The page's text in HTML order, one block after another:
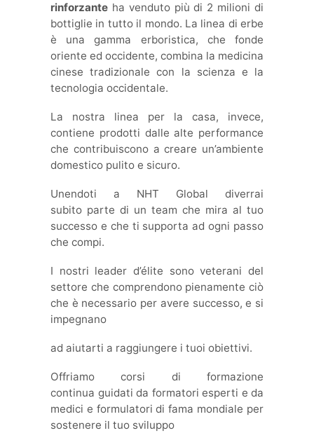
rinforzante ha venduto più di 2 milioni di
bottiglie in tutto il mondo. La linea di erbe
è una gamma erboristica, che fonde
oriente ed occidente, combina la medicina
cinese tradizionale con la scienza e la
tecnologia occidentale.
La nostra linea per la casa, invece,
contiene prodotti dalle alte performance
che contribuiscono a creare un’ambiente
domestico pulito e sicuro.
Unendoti a NHT Global diverrai
subito parte di un team che mira al tuo
successo e che ti supporta ad ogni passo
che compi.
I nostri leader d’élite sono veterani del
settore che comprendono pienamente ciò
che è necessario per avere successo, e si
impegnano
ad aiutarti a raggiungere i tuoi obiettivi.
Offriamo corsi di formazione
continua guidati da formatori esperti e da
medici e formulatori di fama mondiale per
sostenere il tuo sviluppo